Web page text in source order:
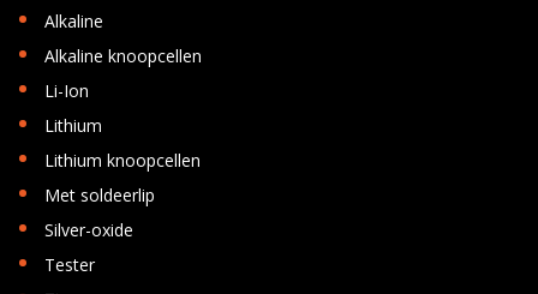
• Alkaline
• Alkaline knoopcellen
• Li-Ion
• Lithium
• Lithium knoopcellen
• Met soldeerlip
• Silver-oxide
• Tester